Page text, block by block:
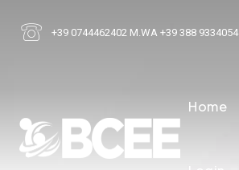
+39 0744462402 M.WA +39 388 9334054
Home